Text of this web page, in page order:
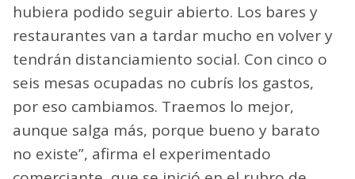
hubiera podido seguir abierto. Los bares y
restaurantes van a tardar mucho en volver y
tendrán distanciamiento social. Con cinco o
seis mesas ocupadas no cubrís los gastos,
por eso cambiamos. Traemos lo mejor,
aunque salga más, porque bueno y barato
no existe”, afirma el experimentado